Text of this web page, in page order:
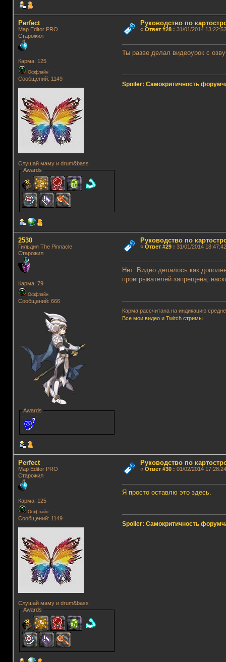
Perfect
Map Editor PRO
Старожил
Карма: 125
Оффлайн
Сообщений: 1149
Слушай маму и drum&bass
Awards
Руководство по
« Ответ #28: 31/01/2014
Ты разве делал видеоурок с
Spoiler: Самокритичность
2530
Гильдия The Pinnacle
Старожил
Карма: 79
Оффлайн
Сообщений: 666
Awards
Руководство по
« Ответ #29: 31/01/2014
Нет. Видео делалось как
проигрывателей запрещена,
Карма рассчитана на индикацию
Все мои видео и Twitch стримы
Perfect
Map Editor PRO
Старожил
Карма: 125
Оффлайн
Сообщений: 1149
Слушай маму и drum&bass
Awards
Руководство по
« Ответ #30: 01/02/2014
Я просто оставлю это здесь.
Spoiler: Самокритичность